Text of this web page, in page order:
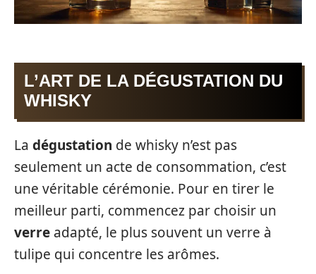
L’ART DE LA DÉGUSTATION DU
WHISKY
La dégustation de whisky n’est pas
seulement un acte de consommation, c’est
une véritable cérémonie. Pour en tirer le
meilleur parti, commencez par choisir un
verre adapté, le plus souvent un verre à
tulipe qui concentre les arômes.